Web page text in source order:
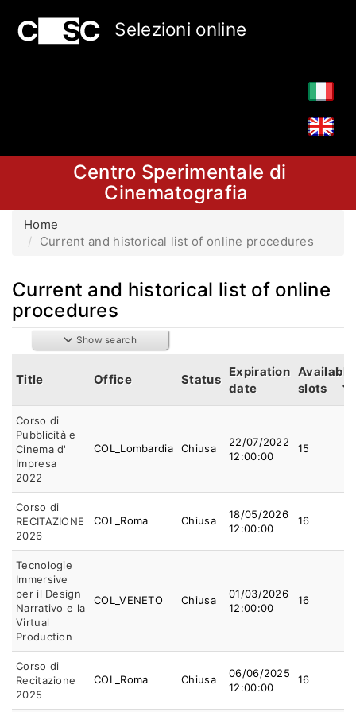
Selezioni online
Centro Sperimentale di
Cinematografia
Home
Current and historical list of online procedures
Current and historical list of online
procedures
Search
Show search
Title Office Status
Expiration
date
Available
slots
Corso di
Pubblicità e
Cinema d'
Impresa
2022
COL_Lombardia Chiusa
22/07/2022
12:00:00
15
Corso di
RECITAZIONE
2026
COL_Roma Chiusa
18/05/2026
12:00:00
16
Tecnologie
Immersive
per il Design
Narrativo e la
Virtual
Production
COL_VENETO Chiusa
01/03/2026
12:00:00
16
Corso di
Recitazione
2025
COL_Roma Chiusa
06/06/2025
12:00:00
16